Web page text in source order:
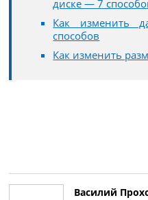
диске — 7
Как изменить
способов
Как изменить
Василий